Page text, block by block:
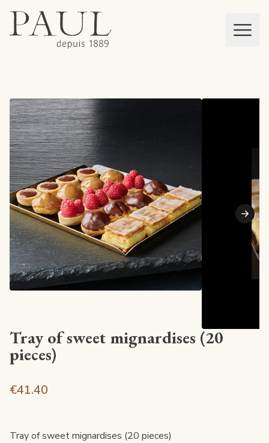
Mon panier
Tray of sweet mignardises (20
pieces)
€41.40
Tray of sweet mignardises (20 pieces)